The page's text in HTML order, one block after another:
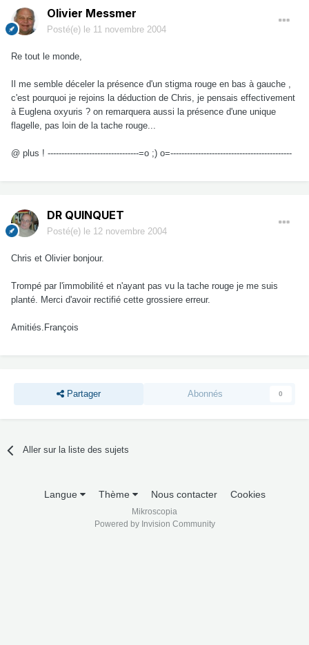
Olivier Messmer
Posté(e) le 11 novembre 2004
Re tout le monde,
Il me semble déceler la présence d'un stigma rouge en bas à gauche ,
c'est pourquoi je rejoins la déduction de Chris, je pensais effectivement
à Euglena oxyuris ? on remarquera aussi la présence d'une unique
flagelle, pas loin de la tache rouge...
@ plus ! ---------------------------------=o ;) o=--------------------------------------------
DR QUINQUET
Posté(e) le 12 novembre 2004
Chris et Olivier bonjour.
Trompé par l'immobilité et n'ayant pas vu la tache rouge je me suis
planté. Merci d'avoir rectifié cette grossiere erreur.
Amitiés.François
Partager Abonnés 0
Aller sur la liste des sujets
Langue Thème Nous contacter Cookies
Mikroscopia
Powered by Invision Community